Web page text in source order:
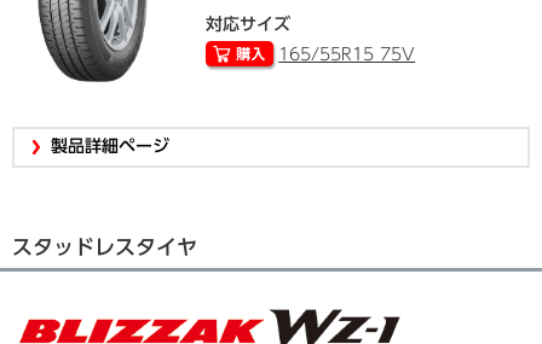
対応サイズ
165/55R15 75V
製品詳細ページ
スタッドレスタイヤ